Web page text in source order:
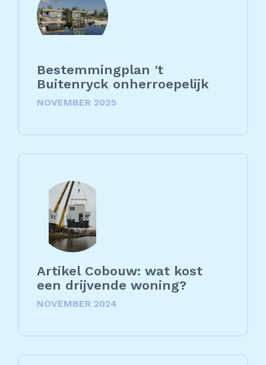
Bestemmingplan 't
Buitenryck onherroepelijk
NOVEMBER 2025
Artikel Cobouw: wat kost
een drijvende woning?
NOVEMBER 2024